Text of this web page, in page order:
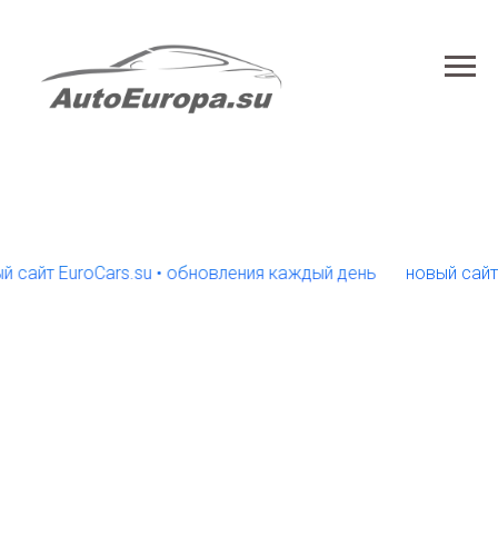
EuroCars.su • обновления каждый день новый сайт